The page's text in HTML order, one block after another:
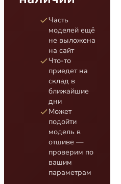
Часть
моделей ещё
не выложена
на сайт
Что-то
приедет на
склад в
ближайшие
дни
Может
подойти
модель в
отшиве —
проверим по
вашим
параметрам